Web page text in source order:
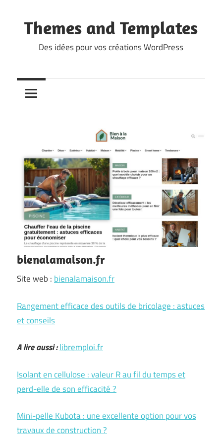
content
Themes and Templates
Des idées pour vos créations WordPress
bienalamaison.fr
Site web : bienalamaison.fr
Rangement efficace des outils de bricolage : astuces
et conseils
A lire aussi :libremploi.fr
Isolant en cellulose : valeur R au fil du temps et
perd-elle de son efficacité ?
Mini-pelle Kubota : une excellente option pour vos
travaux de construction ?